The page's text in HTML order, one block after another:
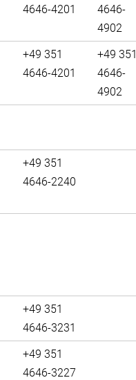
4646-4201
4646-
4902
+49 351
4646-4201
+49 351
4646-
4902
+49 351
4646-2240
+49 351
4646-3231
+49 351
4646-3227